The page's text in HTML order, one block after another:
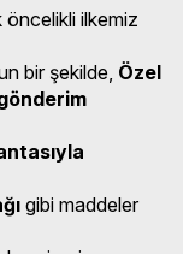
ilkemiz
bir şekilde, Özel
gibi maddeler